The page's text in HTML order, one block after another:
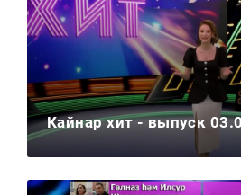
Кайнар хит - выпуск